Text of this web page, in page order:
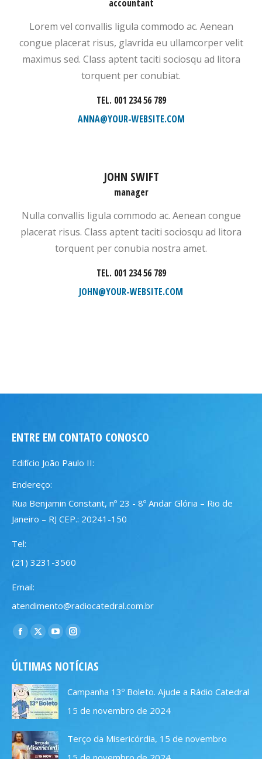
accountant
Lorem vel convallis ligula commodo ac. Aenean
congue placerat risus, glavrida eu ullamcorper velit
maximus sed. Class aptent taciti sociosqu ad litora
torquent per conubiat.
TEL. 001 234 56 789
ANNA@YOUR-WEBSITE.COM
JOHN SWIFT
manager
Nulla convallis ligula commodo ac. Aenean congue
placerat risus. Class aptent taciti sociosqu ad litora
torquent per conubia nostra amet.
TEL. 001 234 56 789
JOHN@YOUR-WEBSITE.COM
ENTRE EM CONTATO CONOSCO
Edifício João Paulo II:
Endereço:
Rua Benjamin Constant, nº 23 - 8º Andar Glória – Rio de
Janeiro – RJ CEP.: 20241-150
Tel:
(21) 3231-3560
Email:
atendimento@radiocatedral.com.br
Encontre-nos em:
Facebook
opens
in
new
window
X
opens
in
new
window
YouTube
opens
in
new
window
Instagram
opens
new
window
ÚLTIMAS NOTÍCIAS
Campanha 13º Boleto. Ajude a Rádio Catedral
15 de novembro de 2024
Terço da Misericórdia, 15 de novembro